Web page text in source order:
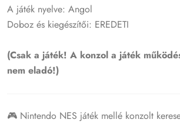
A játék nyelve: Angol
Doboz és kiegészítői: EREDETI
(Csak a játék! A konzol a játék
nem eladó!)
🎮 Nintendo NES játék mellé konzolt